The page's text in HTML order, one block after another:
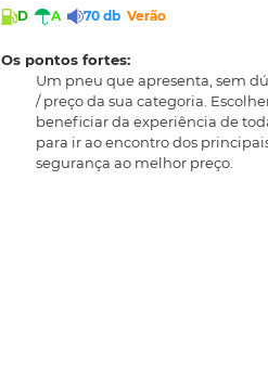
D A 70 db Verão
Os pontos fortes:
Um pneu que apresenta, sem
/ preço da sua categoria.
beneficiar da experiência de
para ir ao encontro dos
segurança ao melhor preço.